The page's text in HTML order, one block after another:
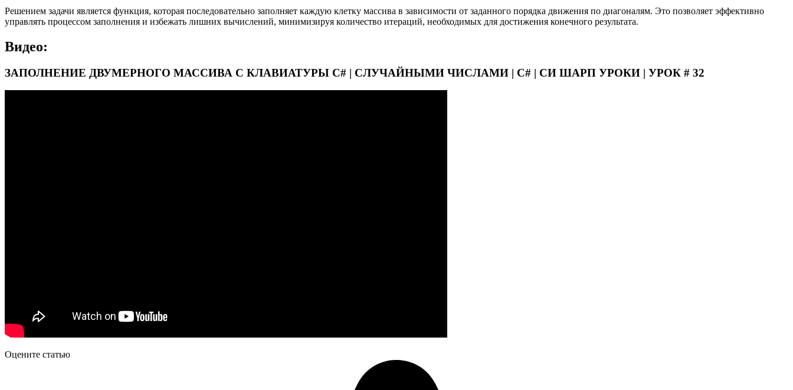
Решением задачи является функция, которая последовательно заполняет каждую клетку массива в зависимости от заданного порядка движения по диагоналям. Это позволяет эффективно
управлять процессом заполнения и избежать лишних вычислений, минимизируя количество итераций, необходимых для достижения конечного результата.
Видео:
ЗАПОЛНЕНИЕ ДВУМЕРНОГО МАССИВА С КЛАВИАТУРЫ C# | СЛУЧАЙНЫМИ ЧИСЛАМИ | C# | СИ ШАРП УРОКИ | УРОК # 32
Оцените статью